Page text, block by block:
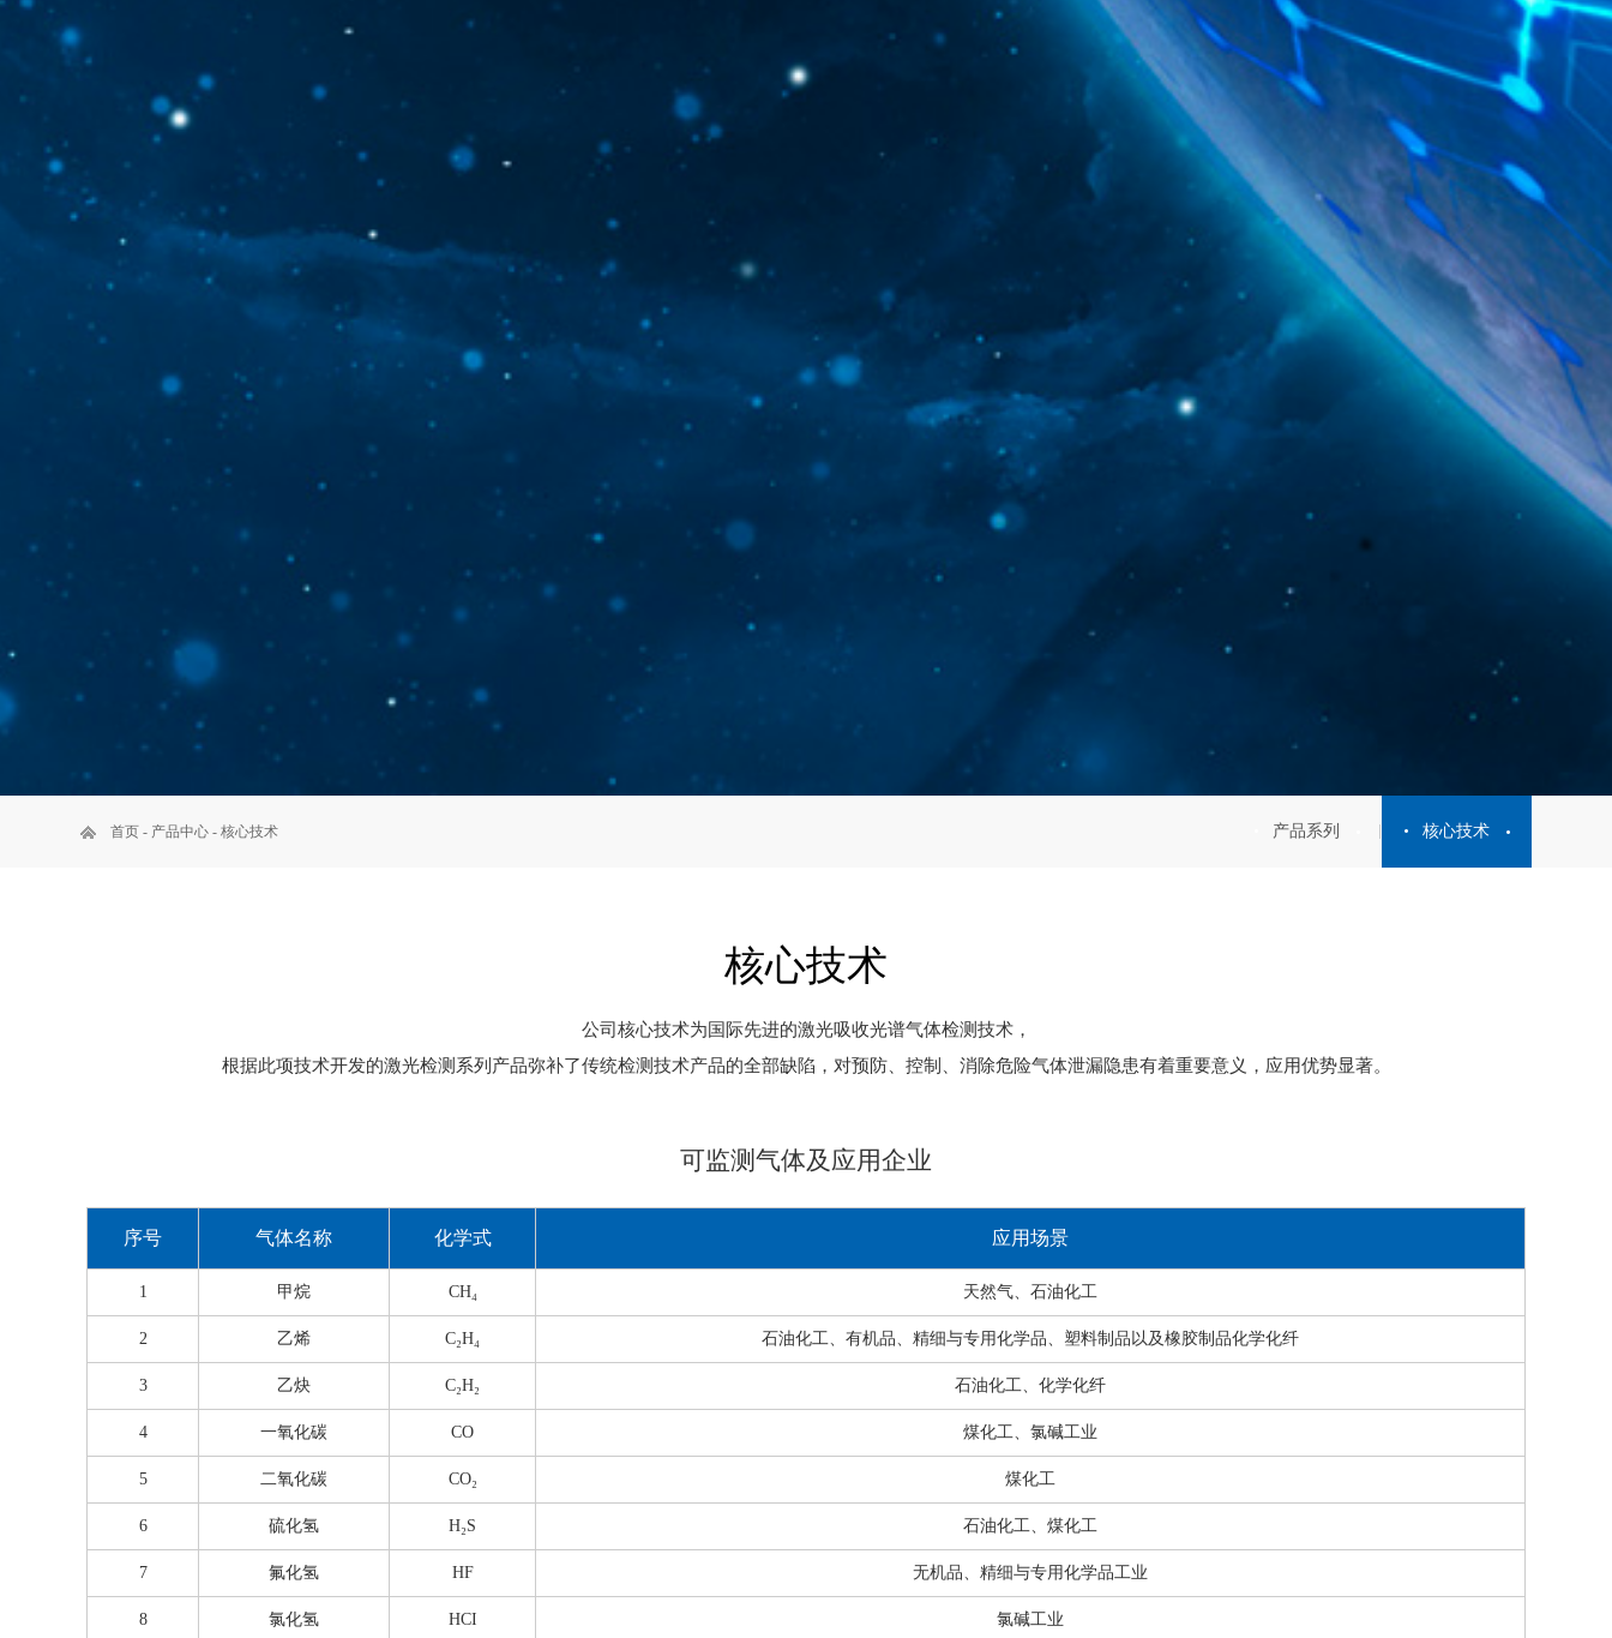
首页 - 产品中心 -核心技术 产品系列 核心技术
核心技术
公司核心技术为国际先进的激光吸收光谱气体检测技术，
根据此项技术开发的激光检测系列产品弥补了传统检测技术产品的全部缺陷，对预防、控制、消除危险气体泄漏隐患有着重要意义，应用优势显著。
可监测气体及应用企业
序号 气体名称 化学式 应用场景
1 甲烷 CH₄ 天然气、石油化工
2 乙烯 C₂H₄ 石油化工、有机品、精细与专用化学品、塑料制品以及橡胶制品化学化纤
3 乙炔 C₂H₂ 石油化工、化学化纤
4 一氧化碳 CO 煤化工、氯碱工业
5 二氧化碳 CO₂ 煤化工
6 硫化氢 H₂S 石油化工、煤化工
7 氟化氢 HF 无机品、精细与专用化学品工业
8 氯化氢 HCI 氯碱工业